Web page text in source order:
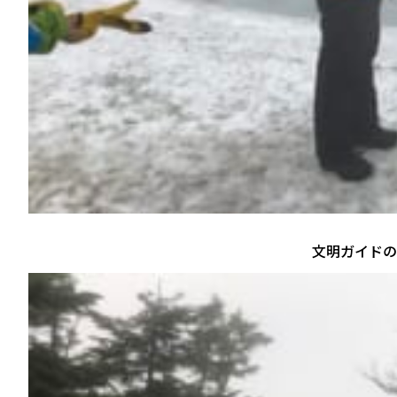
文明ガイドの熱弁が絶